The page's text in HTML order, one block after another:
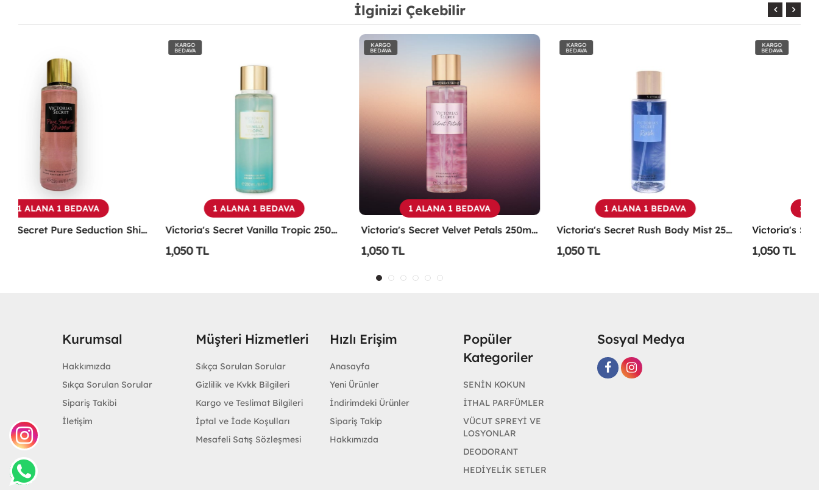
İlginizi Çekebilir
1 ALANA 1 BEDAVA
Victoria's Secret Vanilla Tropic 250ml Vücut Spreyi -
1 ALANA 1 BEDAVA
Victoria's Secret Velvet Petals 250ml Vücut Spreyi -
1 ALANA 1 BEDAVA
Victoria's Secret Rush Body Mist 250 Ml Vücut Spreyi -
1 ALANA 1 BEDAVA
Victoria's Secre Love Spell 250 Ml Kadın Vücut Spreyi -
Kurumsal
Hakkımızda
Sıkça Sorulan Sorular
Sipariş Takibi
İletişim
Müşteri Hizmetleri
Sıkça Sorulan Sorular
Gizlilik ve Kvkk Bilgileri
Kargo ve Teslimat Bilgileri
İptal ve İade Koşulları
Mesafeli Satış Sözleşmesi
Hızlı Erişim
Anasayfa
Yeni Ürünler
İndirimdeki Ürünler
Sipariş Takip
Hakkımızda
Popüler
Kategoriler
SENİN KOKUN
İTHAL PARFÜMLER
VÜCUT SPREYİ VE
LOSYONLAR
DEODORANT
HEDİYELİK SETLER
Sosyal Medya